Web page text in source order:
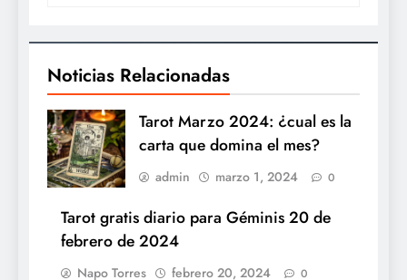
Noticias Relacionadas
Tarot Marzo 2024: ¿cual es la
carta que domina el mes?
admin marzo 1, 2024 0
Tarot gratis diario para Géminis 20 de
febrero de 2024
Napo Torres febrero 20, 2024 0